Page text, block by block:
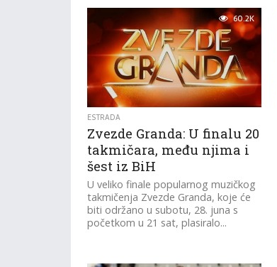
60.2K
ESTRADA
Zvezde Granda: U finalu 20
takmičara, među njima i
šest iz BiH
U veliko finale popularnog muzičkog
takmičenja Zvezde Granda, koje će
biti održano u subotu, 28. juna s
početkom u 21 sat, plasiralo...